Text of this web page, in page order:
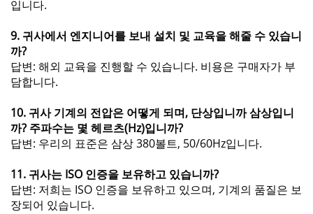
입니다.
9. 귀사에서 엔지니어를 보내 설치 및 교육을 해줄 수 있습니
까?
답변: 해외 교육을 진행할 수 있습니다. 비용은 구매자가 부
담합니다.
10. 귀사 기계의 전압은 어떻게 되며, 단상입니까 삼상입니
까? 주파수는 몇 헤르츠(Hz)입니까?
답변: 우리의 표준은 삼상 380볼트, 50/60Hz입니다.
11. 귀사는 ISO 인증을 보유하고 있습니까?
답변: 저희는 ISO 인증을 보유하고 있으며, 기계의 품질은 보
장되어 있습니다.